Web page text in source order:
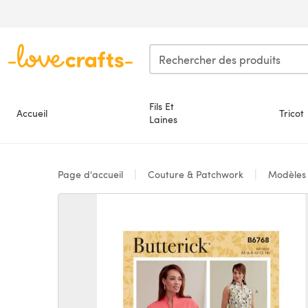
Accueil
Fils Et
Laines
Tricot
Page d'accueil Couture & Patchwork Modèles